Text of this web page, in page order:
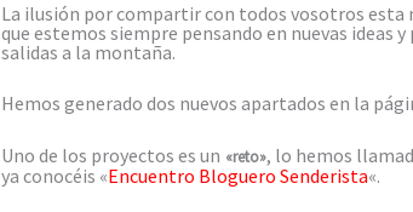
La ilusión por compartir con todos vosotros
que estemos siempre pensando en nuevas
salidas a la montaña.
Hemos generado dos nuevos apartados en la
Uno de los proyectos es un «reto», lo hemos
ya conocéis «Encuentro Bloguero Senderista«.